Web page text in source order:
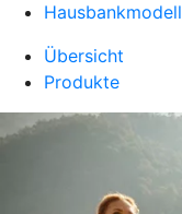
Hausbankmodell
Übersicht
Produkte